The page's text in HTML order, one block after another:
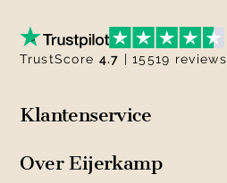
Klantenservice
Over Eijerkamp
TrustScore 4.7 | 15519 reviews